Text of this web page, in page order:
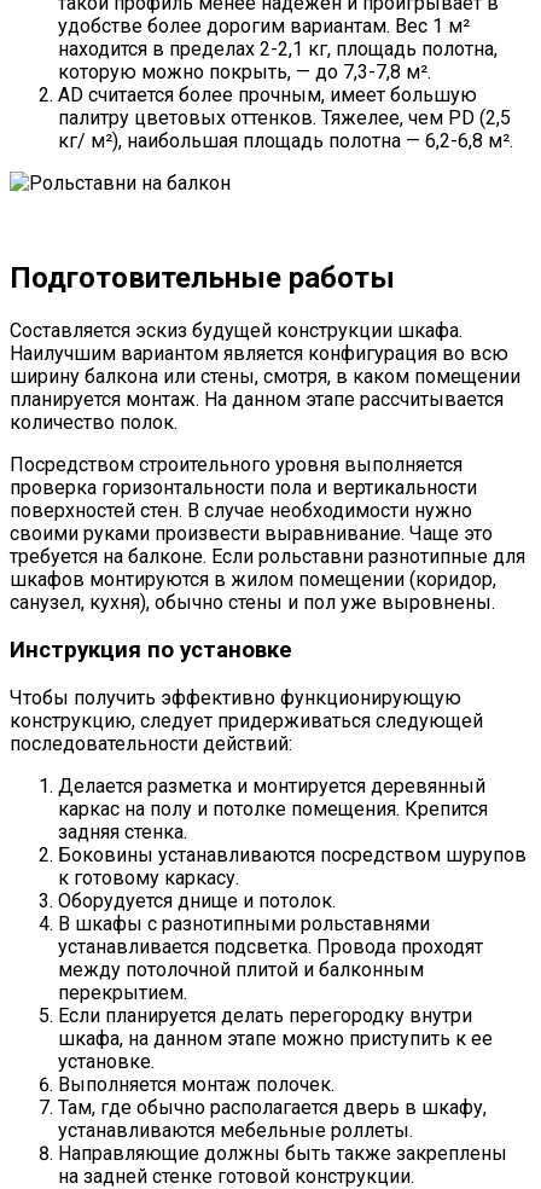
удобстве более дорогим вариантам. Вес 1 м²
находится в пределах 2-2,1 кг, площадь полотна,
которую можно покрыть, — до 7,3-7,8 м².
AD считается более прочным, имеет большую
палитру цветовых оттенков. Тяжелее, чем PD (2,5
кг/ м²), наибольшая площадь полотна — 6,2-6,8 м².
Подготовительные работы
Составляется эскиз будущей конструкции шкафа.
Наилучшим вариантом является конфигурация во всю
ширину балкона или стены, смотря, в каком помещении
планируется монтаж. На данном этапе рассчитывается
количество полок.
Посредством строительного уровня выполняется
проверка горизонтальности пола и вертикальности
поверхностей стен. В случае необходимости нужно
своими руками произвести выравнивание. Чаще это
требуется на балконе. Если рольставни разнотипные для
шкафов монтируются в жилом помещении (коридор,
санузел, кухня), обычно стены и пол уже выровнены.
Инструкция по установке
Чтобы получить эффективно функционирующую
конструкцию, следует придерживаться следующей
последовательности действий:
Делается разметка и монтируется деревянный
каркас на полу и потолке помещения. Крепится
задняя стенка.
Боковины устанавливаются посредством шурупов
к готовому каркасу.
Оборудуется днище и потолок.
В шкафы с разнотипными рольставнями
устанавливается подсветка. Провода проходят
между потолочной плитой и балконным
перекрытием.
Если планируется делать перегородку внутри
шкафа, на данном этапе можно приступить к ее
установке.
Выполняется монтаж полочек.
Там, где обычно располагается дверь в шкафу,
устанавливаются мебельные роллеты.
Направляющие должны быть также закреплены
на задней стенке готовой конструкции.